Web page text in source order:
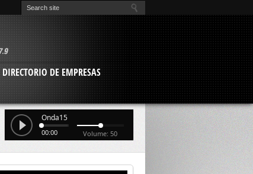
DIRECTORIO DE EMPRESAS
Onda15
00:00 Volume: 50